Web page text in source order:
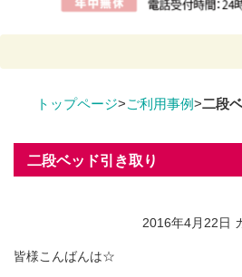
トップページ>ご利用事例>二段
二段ベッド引き取り
2016年4月22日
皆様こんばんは☆